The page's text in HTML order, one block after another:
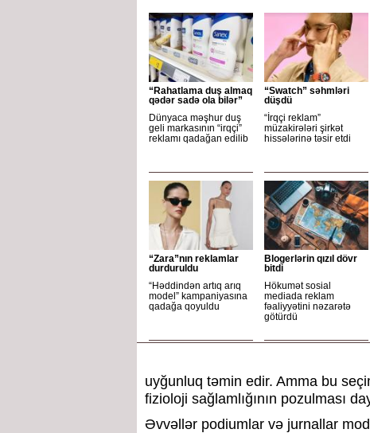
“Rahatlama duş almaq
qədər sadə ola bilər”
Dünyaca məşhur duş
geli markasının “irqçi”
reklamı qadağan edilib
“Swatch” səhmləri
düşdü
“İrqçi reklam”
müzakirələri şirkət
hissələrinə təsir etdi
“Zara”nın reklamlar
durduruldu
“Həddindən artıq arıq
model” kampaniyasına
qadağa qoyuldu
Blogerlərin qızıl dövr
bitdi
Hökumət sosial
mediada reklam
fəaliyyətini nəzarətə
götürdü
uyğunluq təmin edir. Amma bu
fizioloji sağlamlığının pozulması
Əvvəllər podiumlar və jurnallar